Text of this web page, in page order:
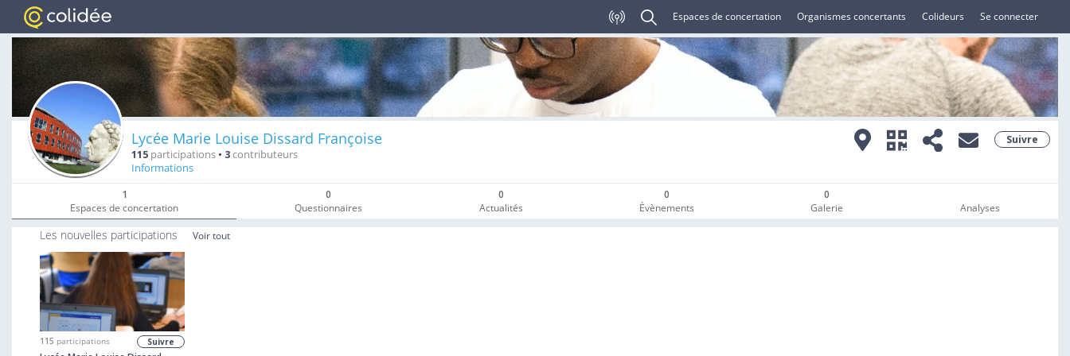
Espaces de concertation Organismes concertants Colideurs Se connecter
Lycée Marie Louise Dissard Françoise
115 participations • 3contributeurs
Informations
Suivre
1
Espaces de concertation
0
Questionnaires
0
Actualités
0
Évènements
0
Galerie
Analyses
Les nouvelles participations Voir tout
115 participations Suivre